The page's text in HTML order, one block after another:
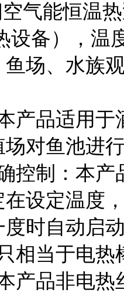
能恒温热
设备），温
场、水族
产品适用
对鱼池进
控制：本
设定温度
时自动启
相当于电
产品非电